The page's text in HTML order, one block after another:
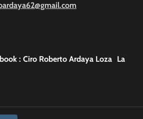
: Ciro Roberto Ardaya Loza La